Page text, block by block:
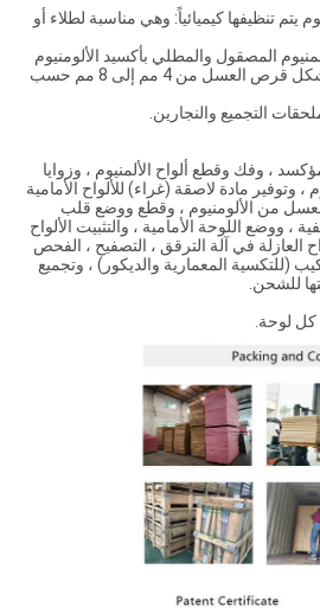
يتم تنظيفها كيميائياً: وهي مناسبة لطلاء أو
المصقول والمطلي بأكسيد الألومنيوم
• حجم خلية الألومنيوم على شكل قرص العسل من 4 مم إلى 8 مم حسب
التجميع والنجارين.
، وفك وقطع ألواح الألمنيوم ، وزوايا
، وتوفير مادة لاصقة (غراء) للألواح الأمامية
من الألومنيوم ، وقطع ووضع قلب
ووضع اللوحة الأمامية ، والتثبيت الألواح
العازلة في آلة الترقق ، التصفيح ، الفحص
(للتكسية المعمارية والديكور) ، وتجميع
للشحن.
كل لوحة.